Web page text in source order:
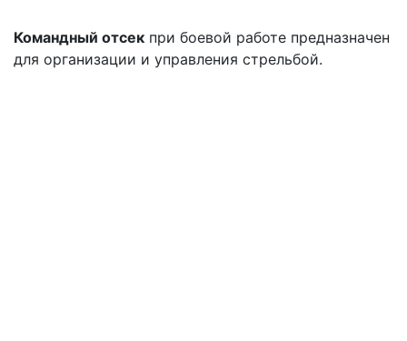
Командный отсек при боевой работе предназначен
для организации и управления стрельбой.